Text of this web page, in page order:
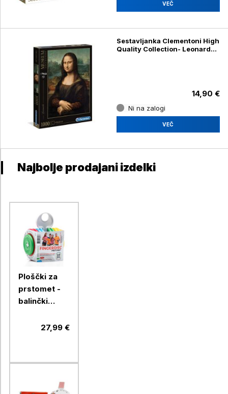
VEČ
Sestavljanka Clementoni High
Quality Collection- Leonardo:
14,90 €
Ni na zalogi
VEČ
Najbolje prodajani izdelki
Ploščki za
prstomet -
balinčki
27,99 €